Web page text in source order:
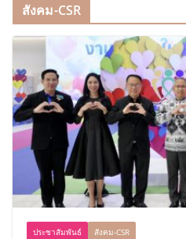
สังคม-CSR
ประชาสัมพันธ์ สังคม-CSR